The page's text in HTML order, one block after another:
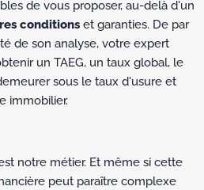
de vous proposer, au-delà d'un
conditions et garanties. De par
de son analyse, votre expert
un TAEG, un taux global, le
sous le taux d'usure et
immobilier.
notre métier. Et même si cette
peut paraître complexe